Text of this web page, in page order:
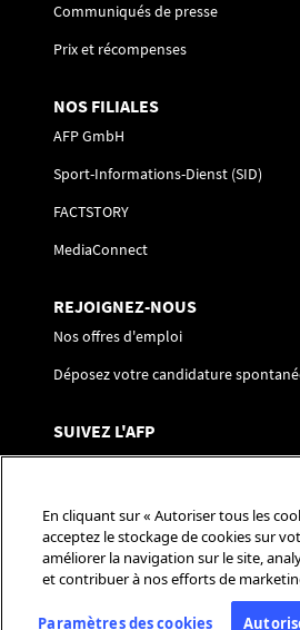
Communiqués de presse
Prix et récompenses
NOS FILIALES
AFP GmbH
Sport-Informations-Dienst (SID)
FACTSTORY
MediaConnect
REJOIGNEZ-NOUS
Nos offres d'emploi
Déposez votre candidature
SUIVEZ L'AFP
Nous contacter
Réseaux sociaux
En cliquant sur « Autoriser tous les
acceptez le stockage de cookies sur
améliorer la navigation sur le site,
et contribuer à nos efforts de
Paramètres des cookies